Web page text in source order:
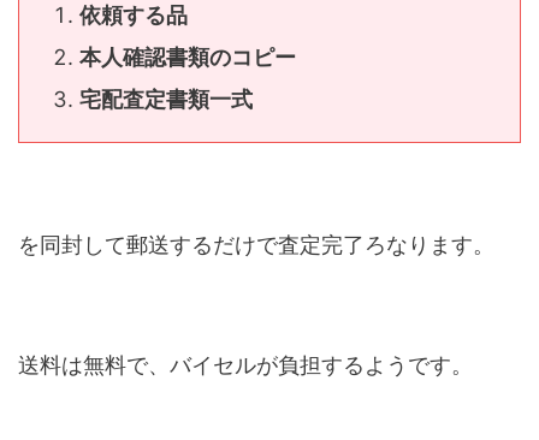
依頼する品
本人確認書類のコピー
宅配査定書類一式
を同封して郵送するだけで査定完了ろなります。
送料は無料で、バイセルが負担するようです。